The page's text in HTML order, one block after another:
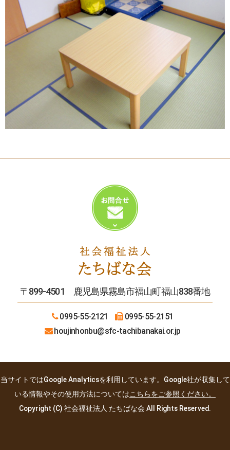
〒899-4501 鹿児島県霧島市福山町福山838番地
0995-55-2121
0995-55-2151
houjinhonbu@sfc-tachibanakai.or.jp
当サイトではGoogle Analyticsを利用しています。Google社が収集して
いる情報やその使用方法についてはこちらをご参照ください。
Copyright (C) 社会福祉法人 たちばな会 All Rights Reserved.